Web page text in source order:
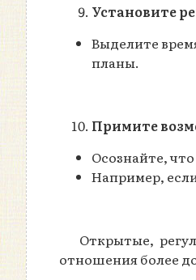
Установите
Выделите
планы.
Примите
Осознайте,
Например,
Открытые,
отношения более